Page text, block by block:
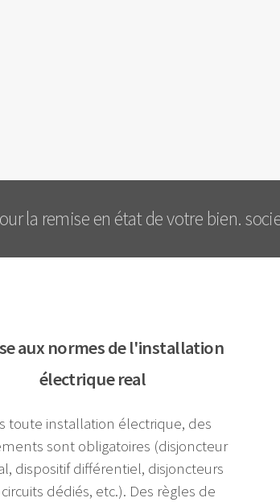
la remise en état de votre bien.
aux normes de l'installation
électrique real
toute installation électrique, des
sont obligatoires (disjoncteur
dispositif différentiel, disjoncteurs
dédiés, etc.). Des règles de